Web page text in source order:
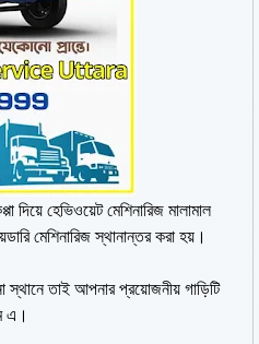
দিয়ে হেভিওয়েট মেশিনারিজ মালামাল
মেশিনারিজ স্থানান্তর করা হয়।
স্থানে তাই আপনার প্রয়োজনীয় গাড়িটি
এ।